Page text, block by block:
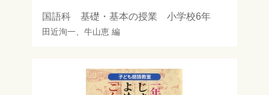
国語科 基礎・基本の授業 小学校6年
田近洵一、 牛山恵編